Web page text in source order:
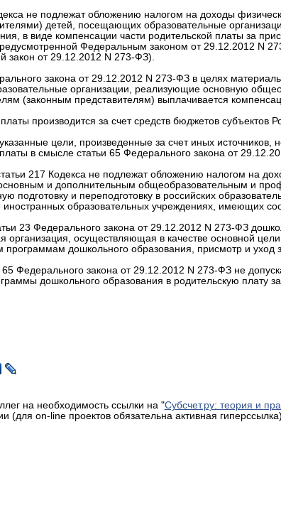
не подлежат обложению налогом на доходы
детей, посещающих образовательные
в виде компенсации части родительской платы за
Федеральным законом от 29.12.2012 N
от 29.12.2012 N 273-ФЗ).
закона от 29.12.2012 N 273-ФЗ в целях
организации, реализующие основную
(законным представителям) выплачивается
производится за счет средств бюджетов субъектов
цели, произведенные за счет иных источников,
в смысле статьи 65 Федерального закона от
217 Кодекса не подлежат обложению налогом на
и дополнительным общеобразовательным и
подготовку и переподготовку в российских
образовательных учреждениях, имеющих
23 Федерального закона от 29.12.2012 N 273-ФЗ
организация, осуществляющая в качестве основной
программам дошкольного образования, присмотр и уход
65 Федерального закона от 29.12.2012 N 273-ФЗ не
дошкольного образования в родительскую плату
на необходимость ссылки на "Субсчет.ру: теория и
(для on-line проектов обязательна активная гиперссылка)